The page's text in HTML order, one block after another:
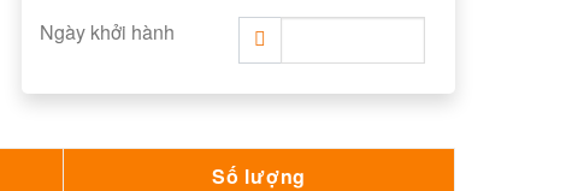
Ngày khởi hành
Số lượng